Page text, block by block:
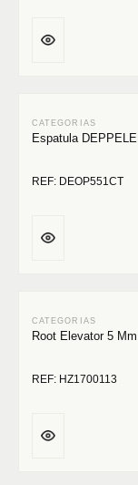
Espatula
REF: DEOP551CT
Root Elevator 5 Mm
REF: HZ1700113